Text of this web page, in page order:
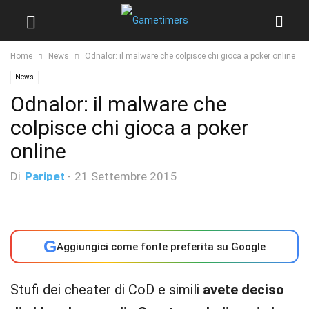
Home News Odnalor: il malware che colpisce chi gioca a poker online
News
Odnalor: il malware che
colpisce chi gioca a poker
online
Di Paripet - 21 Settembre 2015
GAggiungici come fonte preferita su Google
Stufi dei cheater di CoD e simili avete deciso